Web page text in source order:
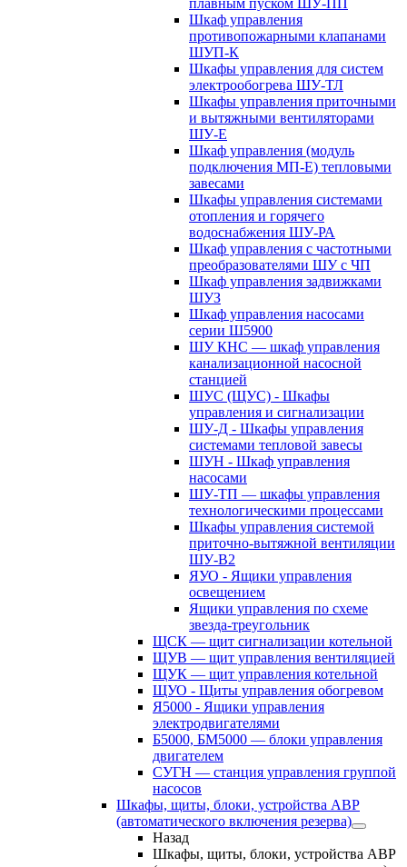
плавным пуском ШУ-ПП
Шкаф управления
противопожарными клапанами
ШУП-К
Шкафы управления для систем
электрообогрева ШУ-ТЛ
Шкафы управления приточными
и вытяжными вентиляторами
ШУ-Е
Шкаф управления (модуль
подключения МП-Е) тепловыми
завесами
Шкафы управления системами
отопления и горячего
водоснабжения ШУ-РА
Шкаф управления с частотными
преобразователями ШУ с ЧП
Шкаф управления задвижками
ШУЗ
Шкаф управления насосами
серии Ш5900
ШУ КНС — шкаф управления
канализационной насосной
станцией
ШУС (ЩУС) - Шкафы
управления и сигнализации
ШУ-Д - Шкафы управления
системами тепловой завесы
ШУН - Шкаф управления
насосами
ШУ-ТП — шкафы управления
технологическими процессами
Шкафы управления системой
приточно-вытяжной вентиляции
ШУ-В2
ЯУО - Ящики управления
освещением
Ящики управления по схеме
звезда-треугольник
ЩСК — щит сигнализации котельной
ЩУВ — щит управления вентиляцией
ЩУК — щит управления котельной
ЩУО - Щиты управления обогревом
Я5000 - Ящики управления
электродвигателями
Б5000, БМ5000 — блоки управления
двигателем
СУГН — станция управления группой
насосов
Шкафы, щиты, блоки, устройства АВР
(автоматического включения резерва)
Назад
Шкафы, щиты, блоки, устройства АВР